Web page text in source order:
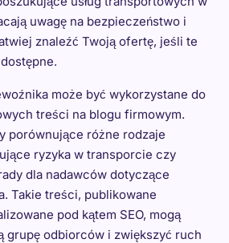
uwagę na bezpieczeństwo i
znaleźć Twoją ofertę, jeśli te
może być wykorzystane do
treści na blogu firmowym.
porównujące różne rodzaje
ryzyka w transporcie czy
dla nadawców dotyczące
Takie treści, publikowane
pod kątem SEO, mogą
grupę odbiorców i zwiększyć ruch